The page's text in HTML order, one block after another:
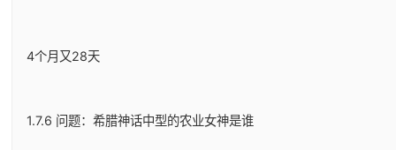
4个月又28天
1.7.6 问题：希腊神话中型的农业女神是谁